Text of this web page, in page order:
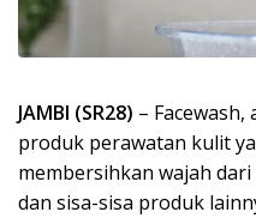
JAMBI (SR28) –
produk perawatan kulit
membersihkan wajah
dan sisa-sisa produk